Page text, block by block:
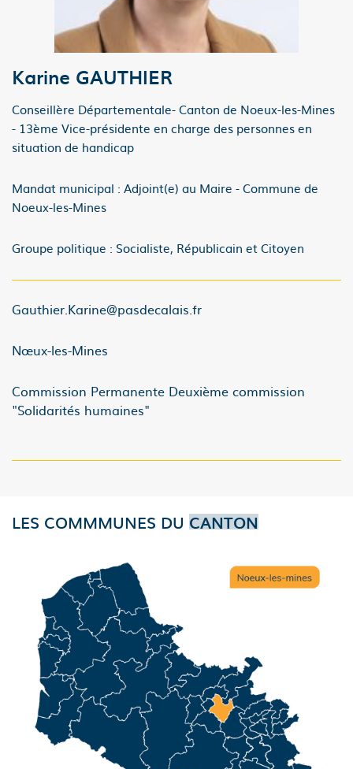
Karine GAUTHIER
Conseillère Départementale- Canton de Noeux-les-Mines
- 13ème Vice-présidente en charge des per­sonnes en
situation de handicap
Mandat municipal : Adjoint(e) au Maire - Commune de
Noeux-les-Mines
Groupe politique : Socialiste, Républicain et Citoyen
Gauthier.Karine@pasdecalais.fr
Nœux-les-Mines
Commission Permanente Deuxième commission
"Solidarités humaines"
LES COMMMUNES DU CANTON